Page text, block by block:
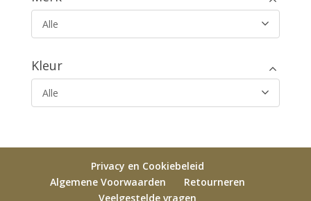
Alle
Kleur
Alle
Privacy en Cookiebeleid
Algemene Voorwaarden
Retourneren
Veelgestelde vragen